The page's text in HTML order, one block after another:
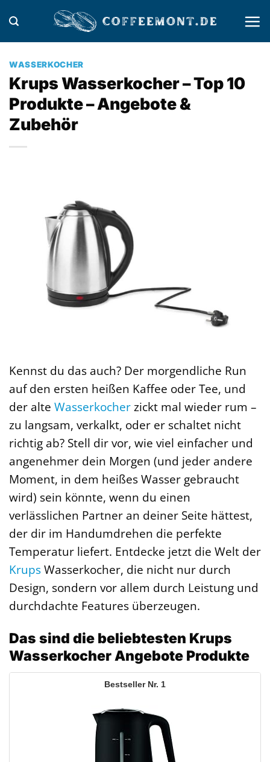
Inhalt
springen
WASSERKOCHER
Krups Wasserkocher – Top 10
Produkte – Angebote &
Zubehör
Kennst du das auch? Der morgendliche Run
auf den ersten heißen Kaffee oder Tee, und
der alte Wasserkocherzickt mal wieder rum –
zu langsam, verkalkt, oder er schaltet nicht
richtig ab? Stell dir vor, wie viel einfacher und
angenehmer dein Morgen (und jeder andere
Moment, in dem heißes Wasser gebraucht
wird) sein könnte, wenn du einen
verlässlichen Partner an deiner Seite hättest,
der dir im Handumdrehen die perfekte
Temperatur liefert. Entdecke jetzt die Welt der
KrupsWasserkocher, die nicht nur durch
Design, sondern vor allem durch Leistung und
durchdachte Features überzeugen.
Das sind die beliebtesten Krups
Wasserkocher Angebote Produkte
1